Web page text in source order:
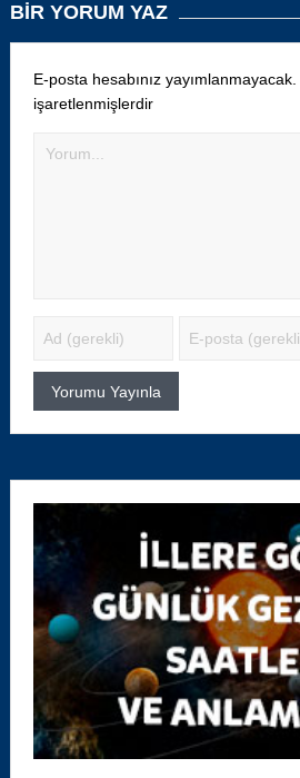
BIR YORUM YAZ
E-posta hesabınız yayımlanmayacak.
işaretlenmişlerdir